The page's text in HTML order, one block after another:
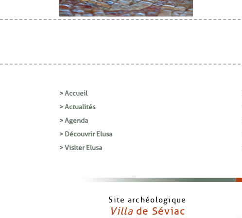
> Accueil
> Actualités
> Agenda
> Découvrir Elusa
> Visiter Elusa
Site archéologique
Villade Séviac